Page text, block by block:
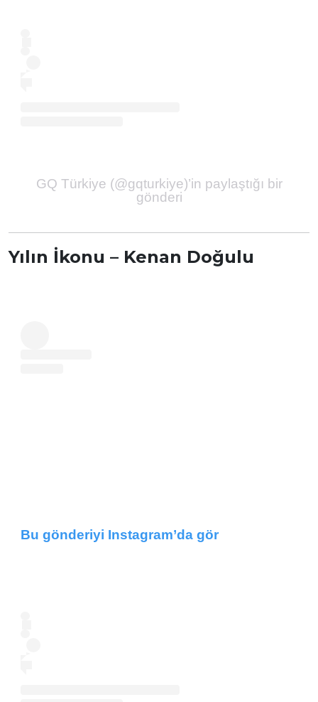
GQ Türkiye (@gqturkiye)’in paylaştığı bir
gönderi
Yılın İkonu – Kenan Doğulu
Bu gönderiyi Instagram’da gör